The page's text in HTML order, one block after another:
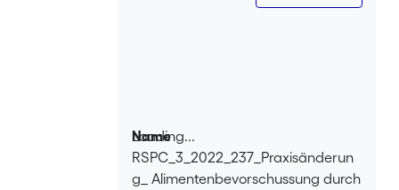
Loading...
Loading...
Name
RSPC_3_2022_237_Praxisänderun
g_ Alimentenbevorschussung durch